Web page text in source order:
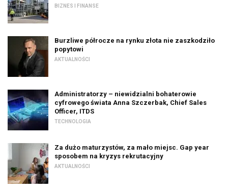
BIZNES I FINANSE
Burzliwe półrocze na rynku złota nie zaszkodziło
popytowi
AKTUALNOŚCI
Administratorzy – niewidzialni bohaterowie
cyfrowego świata Anna Szczerbak, Chief Sales
Officer, ITDS
TECHNOLOGIA
Za dużo maturzystów, za mało miejsc. Gap year
sposobem na kryzys rekrutacyjny
AKTUALNOŚCI